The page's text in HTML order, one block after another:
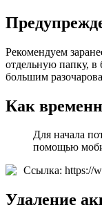
Рекомендуем
отдельную папку, в
большим
Как
Для начала
помощью
Ссылка: https://
Удаление